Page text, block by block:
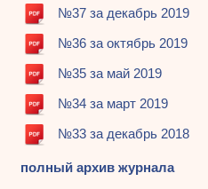
№37 за декабрь 2019
№36 за октябрь 2019
№35 за май 2019
№34 за март 2019
№33 за декабрь 2018
полный архив журнала